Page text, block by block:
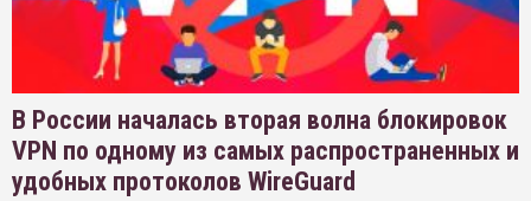
В России началась вторая волна блокировок
VPN по одному из самых распространенных и
удобных протоколов WireGuard